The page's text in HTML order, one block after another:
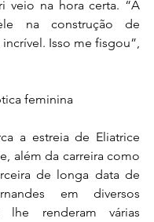
veio na hora certa. “A
na construção de
Isso me fisgou”,
feminina
a estreia de Eliatrice
além da carreira como
de longa data de
em diversos
lhe renderam várias